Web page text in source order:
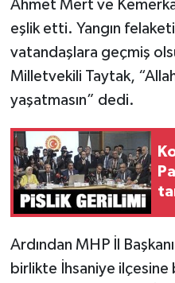
Ahmet Mert ve
eşlik etti. Yangın
vatandaşlara geçmiş
Milletvekili Taytak,
yaşatmasın” dedi.
Ardından MHP İl
birlikte İhsaniye ilçesine